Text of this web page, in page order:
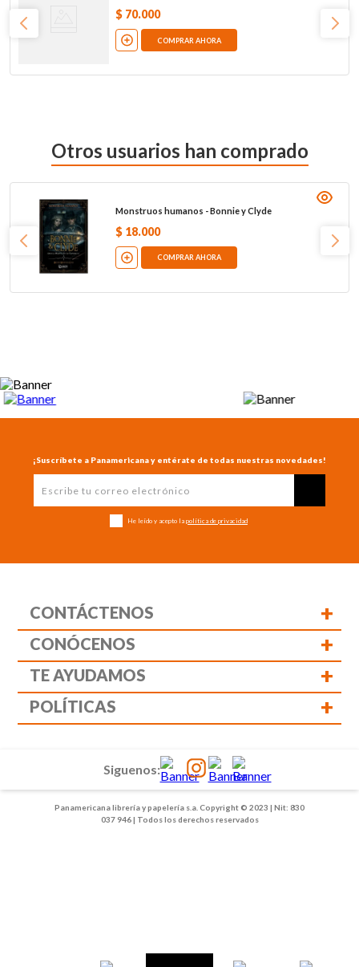
$ 70.000
COMPRAR AHORA
Otros usuarios han comprado
Monstruos humanos - Bonnie y Clyde
$ 18.000
COMPRAR AHORA
¡Suscríbete a Panamericana y entérate de todas nuestras novedades!
He leído y acepto la política de privacidad
CONTÁCTENOS +
CONÓCENOS +
TE AYUDAMOS +
POLÍTICAS +
Panamericana librería y papelería s.a. Copyright © 2023 | Nit: 830
037 946 | Todos los derechos reservados
Siguenos: